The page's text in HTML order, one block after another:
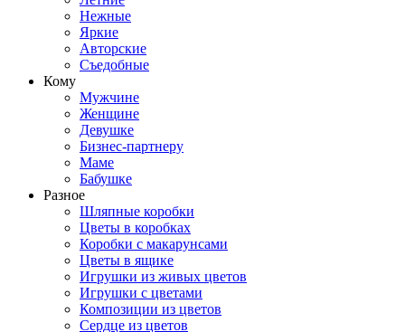
Нежные
Яркие
Авторские
Съедобные
Кому
Мужчине
Женщине
Девушке
Бизнес-партнеру
Маме
Бабушке
Разное
Шляпные коробки
Цветы в коробках
Коробки с макарунсами
Цветы в ящике
Игрушки из живых цветов
Игрушки с цветами
Композиции из цветов
Сердце из цветов